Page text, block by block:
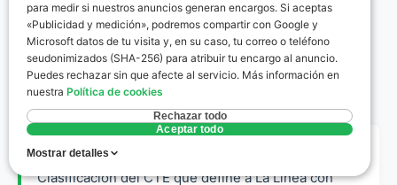
Glosario rápido
Términos clave del certificado energético
explicados sin jerga.
Zona Climática A4
Clasificación del CTE que define a La Línea con
para medir si nuestros anuncios generan encargos. Si aceptas
«Publicidad y medición», podremos compartir con Google y
Microsoft datos de tu visita y, en su caso, tu correo o teléfono
seudonimizados (SHA-256) para atribuir tu encargo al anuncio.
Puedes rechazar sin que afecte al servicio. Más información en
nuestra Política de cookies
Rechazar todo
Aceptar todo
Mostrar detalles